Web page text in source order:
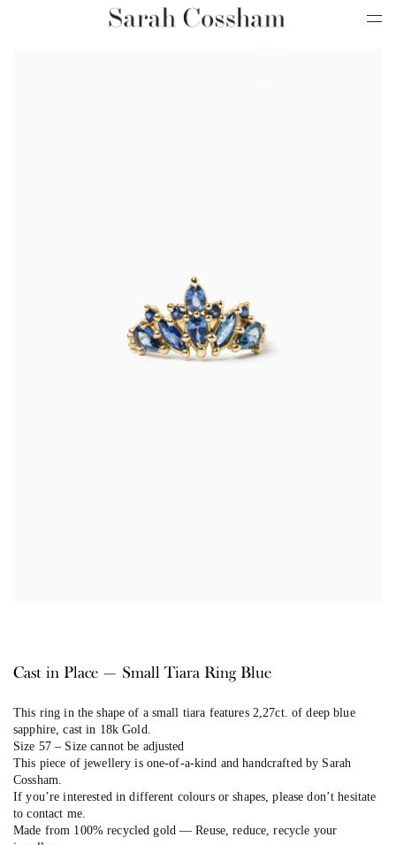
Cast in Place — Small Tiara Ring Blue
This ring in the shape of a small tiara features 2,27ct. of deep blue
sapphire, cast in 18k Gold.
Size 57 – Size cannot be adjusted
This piece of jewellery is one-of-a-kind and handcrafted by Sarah
Cossham.
If you’re interested in different colours or shapes, please don’t hesitate
to contact me.
Made from 100% recycled gold — Reuse, reduce, recycle your